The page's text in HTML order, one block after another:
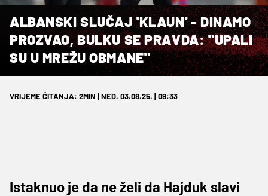
ALBANSKI SLUČAJ 'KLAUN' - DINAMO
PROZVAO, BULKU SE PRAVDA: "UPALI
SU U MREŽU OBMANE"
VRIJEME ČITANJA: 2MIN | NED. 03.08.25. | 09:33
Istaknuo je da ne želi da Hajduk slavi